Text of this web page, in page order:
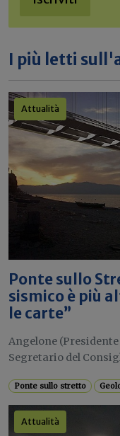
I più letti
Attualità
Ponte sullo
sismico è più
le carte”
Angelone
Segretario del
Ponte sullo stretto
Attualità